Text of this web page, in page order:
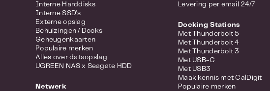
Interne Harddisks
Interne SSD's
Externe opslag
Behuizingen / Docks
Geheugenkaarten
Populaire merken
Alles over dataopslag
UGREEN NAS x Seagate HDD
Netwerk
Levering per email 24/7
Docking Stations
Met Thunderbolt 5
Met Thunderbolt 4
Met Thunderbolt 3
Met USB-C
Met USB3
Maak kennis met CalDigit
Populaire merken